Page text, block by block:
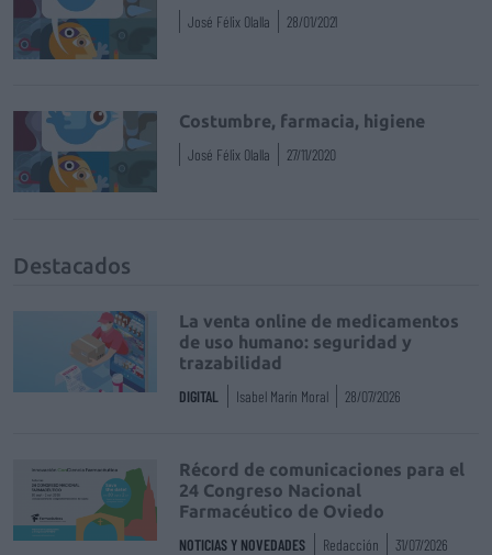
José Félix Olalla 28/01/2021
Costumbre, farmacia, higiene
José Félix Olalla 27/11/2020
Destacados
La venta online de medicamentos
de uso humano: seguridad y
trazabilidad
DIGITAL Isabel Marín Moral 28/07/2026
Récord de comunicaciones para el
24 Congreso Nacional
Farmacéutico de Oviedo
NOTICIAS Y NOVEDADES Redacción 31/07/2026